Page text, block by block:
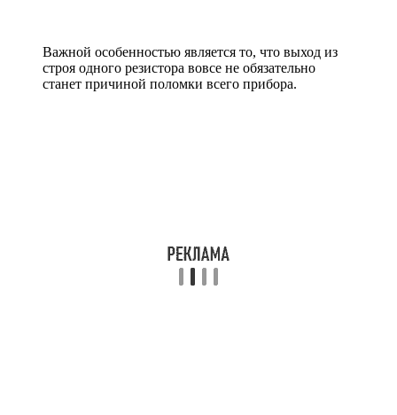
Важной особенностью является то, что выход из
строя одного резистора вовсе не обязательно
станет причиной поломки всего прибора.